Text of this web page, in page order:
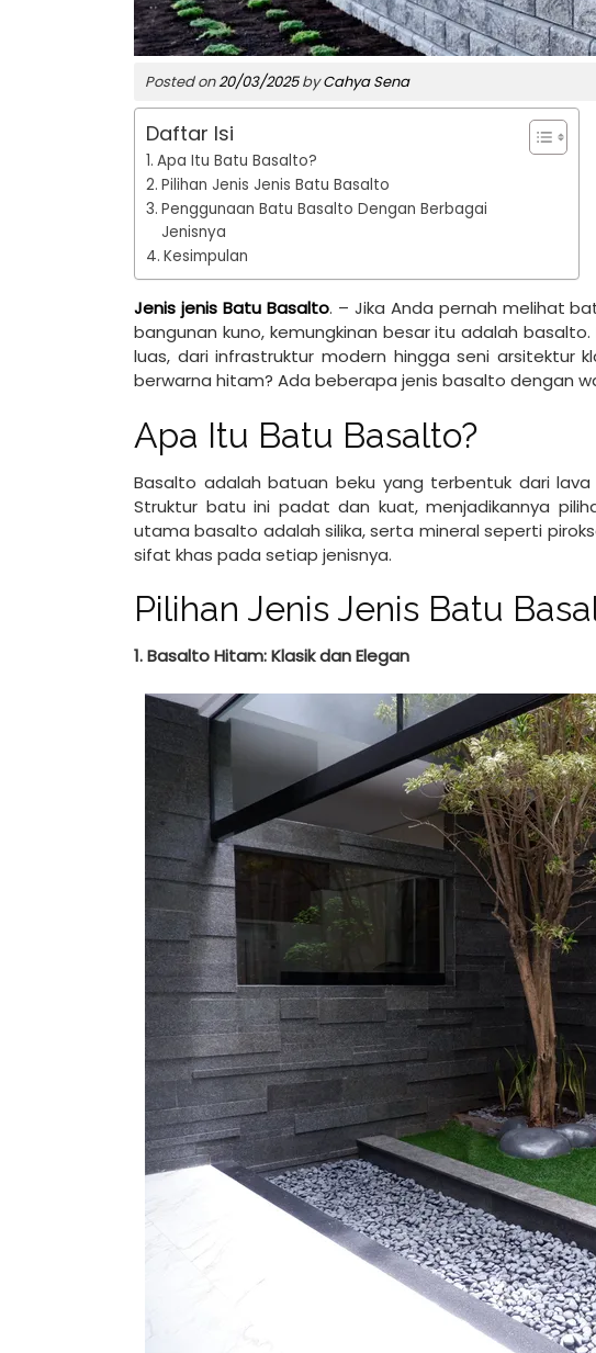
Posted on20/03/2025byCahya Sena
Daftar Isi
Apa Itu Batu Basalto?
Pilihan Jenis Jenis Batu Basalto
Penggunaan Batu Basalto Dengan Berbagai
Jenisnya
Kesimpulan
Jenis jenis Batu Basalto. – Jika Anda pernah melihat
bangunan kuno, kemungkinan besar itu adalah
luas, dari infrastruktur modern hingga seni arsitektur
berwarna hitam? Ada beberapa jenis basalto dengan
Apa Itu Batu Basalto?
Basalto adalah batuan beku yang terbentuk dari
Struktur batu ini padat dan kuat, menjadikannya
utama basalto adalah silika, serta mineral seperti
sifat khas pada setiap jenisnya.
Pilihan Jenis Jenis Batu
1. Basalto Hitam: Klasik dan Elegan